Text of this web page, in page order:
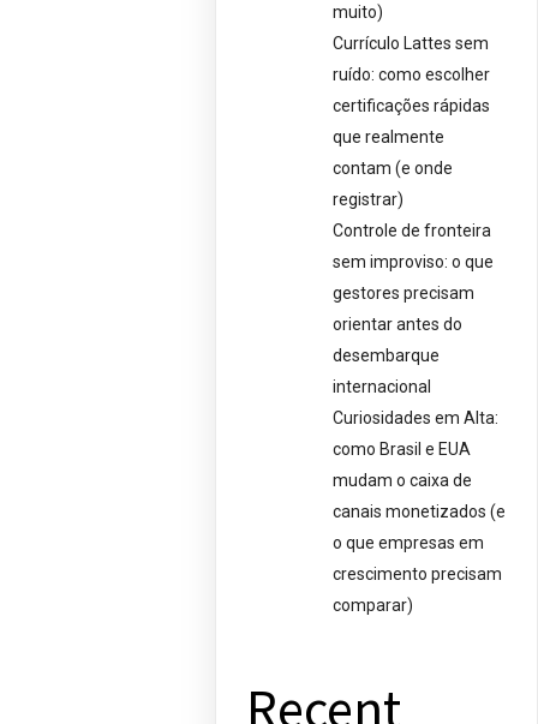
muito)
Currículo Lattes sem
ruído: como escolher
certificações rápidas
que realmente
contam (e onde
registrar)
Controle de fronteira
sem improviso: o que
gestores precisam
orientar antes do
desembarque
internacional
Curiosidades em Alta:
como Brasil e EUA
mudam o caixa de
canais monetizados (e
o que empresas em
crescimento precisam
comparar)
Recent